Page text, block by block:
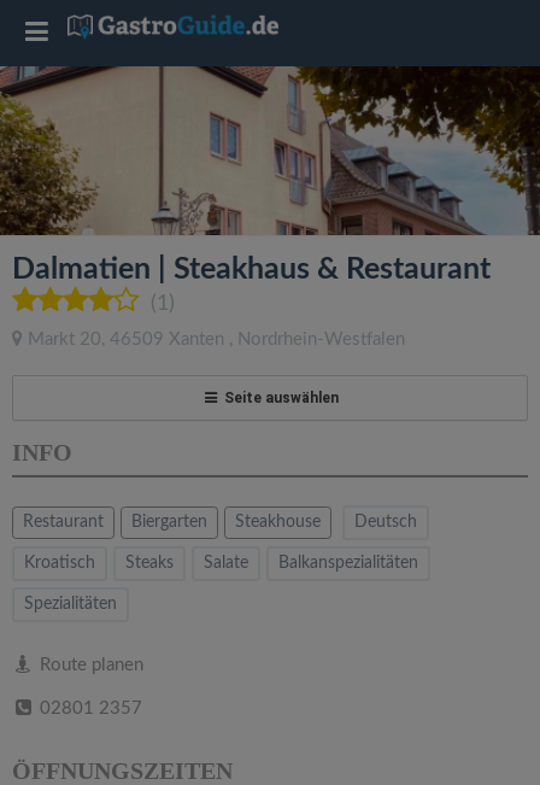
Dalmatien | Steakhaus & Restaurant
(1)
Markt 20, 46509 Xanten , Nordrhein-Westfalen
Seite auswählen
INFO
Restaurant Biergarten Steakhouse Deutsch
Kroatisch Steaks Salate Balkanspezialitäten
Spezialitäten
Route planen
02801 2357
ÖFFNUNGSZEITEN
T
o
g
g
l
e
a
v
i
g